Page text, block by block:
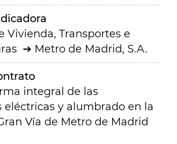
Vivienda, Transportes e
Metro de Madrid, S.A.
integral de las
eléctricas y alumbrado en la
Vía de Metro de Madrid